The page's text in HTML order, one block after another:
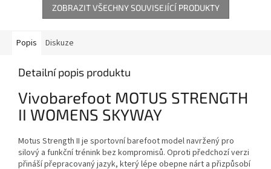
ZOBRAZIT VŠECHNY SOUVISEJÍCÍ PRODUKTY
Popis Diskuze
Detailní popis produktu
Vivobarefoot MOTUS STRENGTH
II WOMENS SKYWAY
Motus Strength II je sportovní barefoot model navržený pro
silový a funkční trénink bez kompromisů. Oproti předchozí verzi
přináší přepracovaný jazyk, který lépe obepne nárt a přizpůsobí